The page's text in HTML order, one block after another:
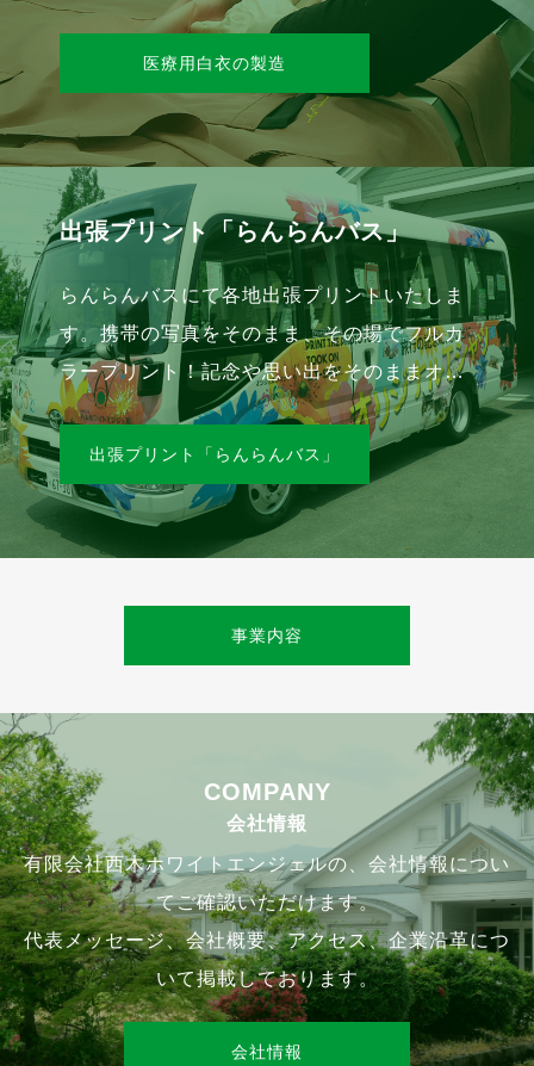
いる事に誇りと自覚を持って、高品質な製品
を縫上げて提供しています。
医療用白衣の製造
出張プリント「らんらんバス」
らんらんバスにて各地出張プリントいたしま
す。携帯の写真をそのまま、その場でフルカ
ラープリント！記念や思い出をそのままオリ
ジナルグッズにして残すことができます。ア
イテムもＴシャツ、タオル等、豊富にご用意
しております。
出張プリント「らんらんバス」
事業内容
COMPANY
会社情報
有限会社西木ホワイトエンジェルの、会社情報につい
てご確認いただけます。
代表メッセージ、会社概要、アクセス、企業沿革につ
いて掲載しております。
会社情報